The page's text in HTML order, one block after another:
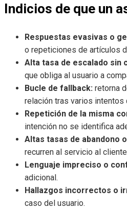
Indicios de que un
Respuestas evasivas o
o repeticiones de artículos
Alta tasa de escalado sin
que obliga al usuario a
Bucle de fallback: retorna
relación tras varios intentos
Repetición de la misma
intención no se identifica
Altas tasas de abandono
recurren al servicio al
Lenguaje impreciso o
adicional.
Hallazgos incorrectos o
caso del usuario.